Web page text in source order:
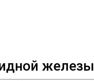
железы